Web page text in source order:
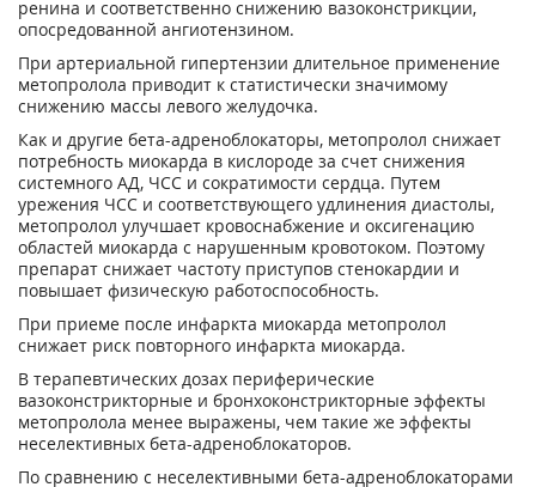
ренина и соответственно снижению вазоконстрикции,
опосредованной ангиотензином.
При артериальной гипертензии длительное применение
метопролола приводит к статистически значимому
снижению массы левого желудочка.
Как и другие бета-адреноблокаторы, метопролол снижает
потребность миокарда в кислороде за счет снижения
системного АД, ЧСС и сократимости сердца. Путем
урежения ЧСС и соответствующего удлинения диастолы,
метопролол улучшает кровоснабжение и оксигенацию
областей миокарда с нарушенным кровотоком. Поэтому
препарат снижает частоту приступов стенокардии и
повышает физическую работоспособность.
При приеме после инфаркта миокарда метопролол
снижает риск повторного инфаркта миокарда.
В терапевтических дозах периферические
вазоконстрикторные и бронхоконстрикторные эффекты
метопролола менее выражены, чем такие же эффекты
неселективных бета-адреноблокаторов.
По сравнению с неселективными бета-адреноблокаторами